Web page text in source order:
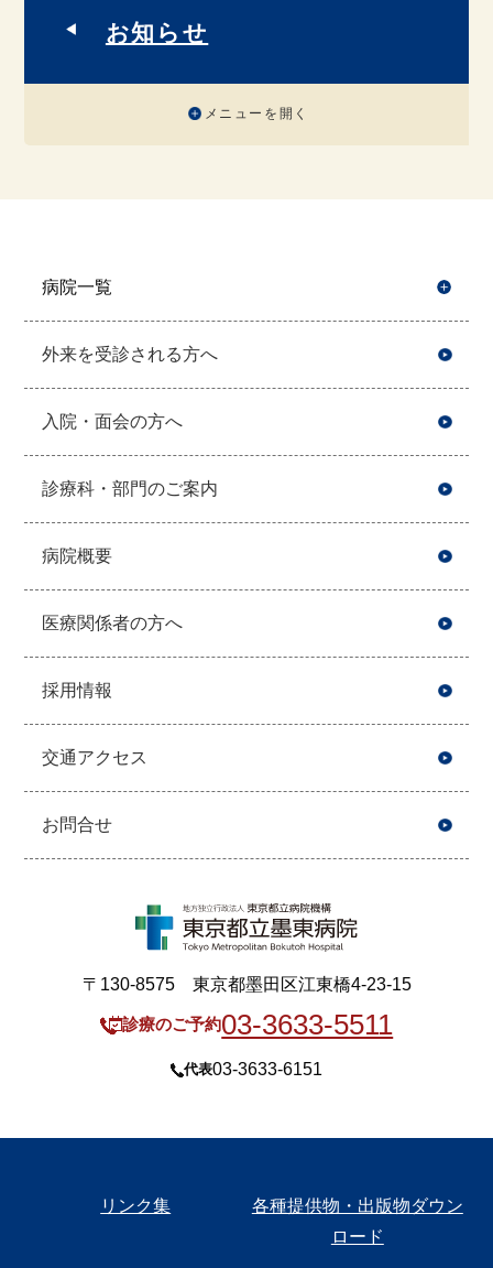
お知らせ
メニューを開く
病院一覧
外来を受診される方へ
入院・面会の方へ
診療科・部門のご案内
病院概要
医療関係者の方へ
採用情報
交通アクセス
お問合せ
〒130-8575 東京都墨田区江東橋4-23-15
診療のご予約03-3633-5511
代表03-3633-6151
リンク集
各種提供物・出版物ダウン
ロード